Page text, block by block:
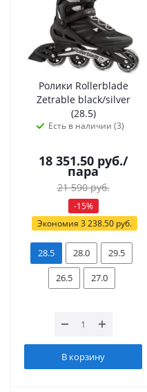
Ролики Rollerblade
Zetrable black/silver
(28.5)
Есть в наличии (3)
18 351.50 руб./
пара
21 590руб.
-15%
Экономия 3 238.50руб.
28.5 28.0
29.5
26.5
27.0
В корзину